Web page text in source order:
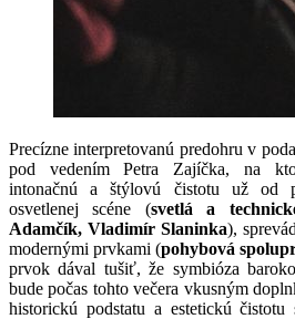
Precízne interpretovanú predohru v
pod vedením Petra Zajíčka, na
intonačnú a štýlovú čistotu už od
osvetlenej scéne (svetlá a
Adamčík, Vladimír Slaninka),
modernými prvkami (pohybová
prvok dával tušiť, že symbióza
bude počas tohto večera vkusným
historickú podstatu a estetickú čistotu